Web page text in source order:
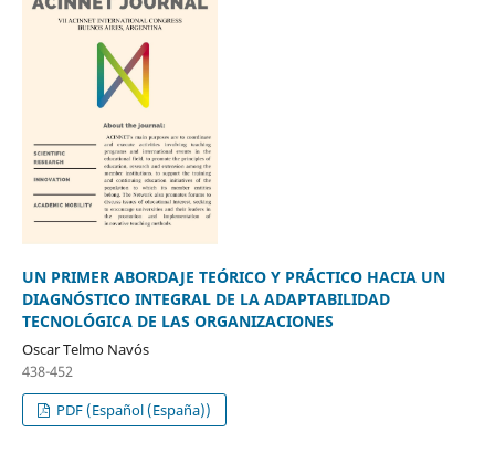
UN PRIMER ABORDAJE TEÓRICO Y PRÁCTICO HACIA UN
DIAGNÓSTICO INTEGRAL DE LA ADAPTABILIDAD
TECNOLÓGICA DE LAS ORGANIZACIONES
Oscar Telmo Navós
438-452
PDF (Español (España))